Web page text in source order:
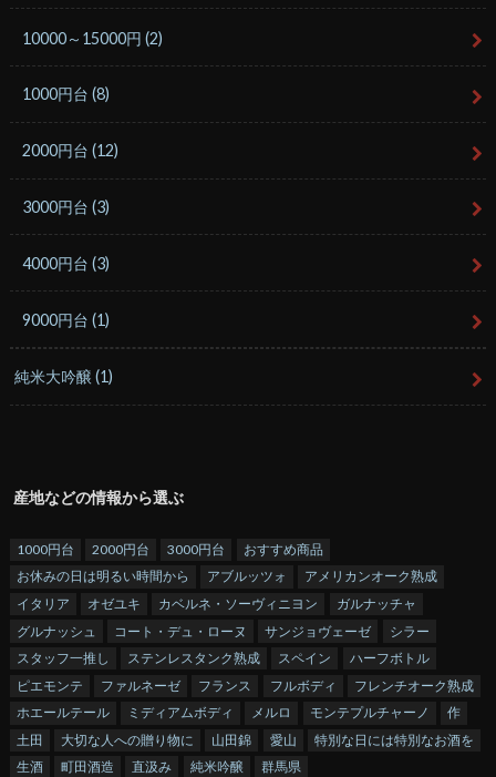
10000～15000円(2)
1000円台(8)
2000円台(12)
3000円台(3)
4000円台(3)
9000円台(1)
純米大吟醸(1)
産地などの情報から選ぶ
1000円台 2000円台 3000円台
おすすめ商品
お休みの日は明るい時間から
アブルッツォ
アメリカンオーク熟成
イタリア
オゼユキ カベルネ・ソーヴィニヨン
ガルナッチャ
グルナッシュ
コート・デュ・ローヌ サンジョヴェーゼ
シラー
スタッフ一推し
ステンレスタンク熟成 スペイン
ハーフボトル
ピエモンテ
ファルネーゼ フランス フルボディ
フレンチオーク熟成
ホエールテール
ミディアムボディ メルロ モンテプルチャーノ
作
土田
大切な人への贈り物に 山田錦 愛山
特別な日には特別なお酒を
生酒
町田酒造 直汲み 純米吟醸
群馬県